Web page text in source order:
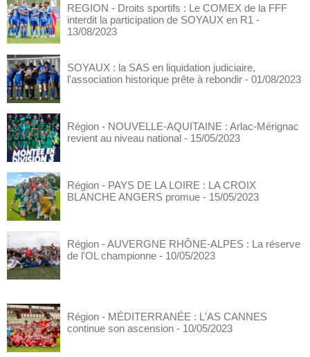
REGION - Droits sportifs : Le COMEX de la FFF
interdit la participation de SOYAUX en R1 -
13/08/2023
SOYAUX : la SAS en liquidation judiciaire,
l'association historique prête à rebondir - 01/08/2023
Région - NOUVELLE-AQUITAINE : Arlac-Mérignac
revient au niveau national - 15/05/2023
Région - PAYS DE LA LOIRE : LA CROIX
BLANCHE ANGERS promue - 15/05/2023
Région - AUVERGNE RHÔNE-ALPES : La réserve
de l'OL championne - 10/05/2023
Région - MÉDITERRANÉE : L'AS CANNES
continue son ascension - 10/05/2023